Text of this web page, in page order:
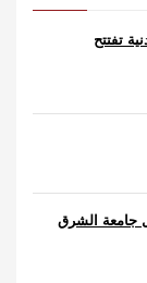
تفتتح
جامعة الشرق